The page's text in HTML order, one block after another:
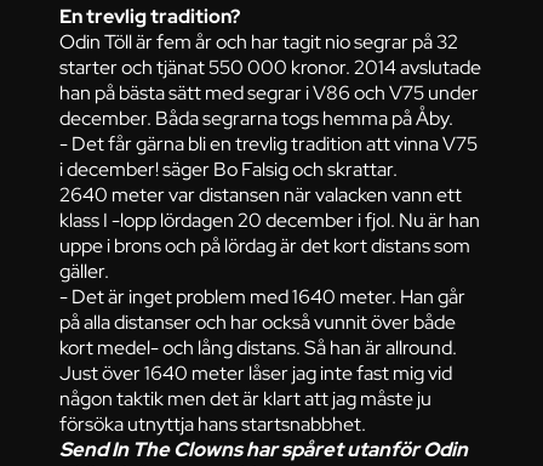
En trevlig tradition?
Odin Töll är fem år och har tagit nio segrar på 32
starter och tjänat 550 000 kronor. 2014 avslutade
han på bästa sätt med segrar i V86 och V75 under
december. Båda segrarna togs hemma på Åby.
- Det får gärna bli en trevlig tradition att vinna V75
i december! säger Bo Falsig och skrattar.
2640 meter var distansen när valacken vann ett
klass I -lopp lördagen 20 december i fjol. Nu är han
uppe i brons och på lördag är det kort distans som
gäller.
- Det är inget problem med 1640 meter. Han går
på alla distanser och har också vunnit över både
kort medel- och lång distans. Så han är allround.
Just över 1640 meter låser jag inte fast mig vid
någon taktik men det är klart att jag måste ju
försöka utnyttja hans startsnabbhet.
Send In The Clowns har spåret utanför Odin